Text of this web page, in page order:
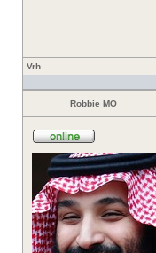
Vrh
Robbie MO